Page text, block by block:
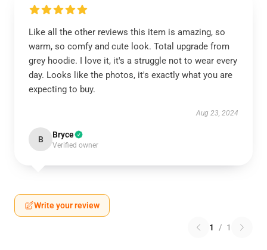
Like all the other reviews this item is amazing, so
warm, so comfy and cute look. Total upgrade from
grey hoodie. I love it, it's a struggle not to wear every
day. Looks like the photos, it's exactly what you are
expecting to buy.
Aug 23, 2024
B Bryce
Verified owner
Write your review
1 / 1